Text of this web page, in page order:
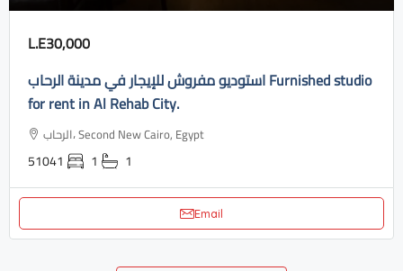
L.E30,000
استوديو مفروش للإيجار في مدينة الرحاب Furnished studio
for rent in Al Rehab City.
الرحاب، Second New Cairo, Egypt
51041 1 1
Email